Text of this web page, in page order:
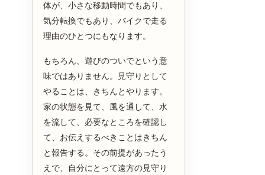
体が、小さな移動時間でもあり、
気分転換でもあり、バイクで走る
理由のひとつにもなります。
もちろん、遊びのついでという意
味ではありません。見守りとして
やることは、きちんとやります。
家の状態を見て、風を通して、水
を流して、必要なところを確認し
て、お伝えするべきことはきちん
と報告する。その前提があったう
えで、自分にとって遠方の見守り